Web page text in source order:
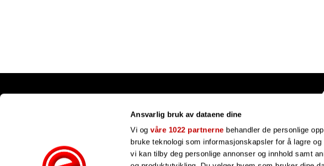
Ansvarlig bruk av dataene dine
Vi ogvåre 1022 partnerne behandler de personlige
bruke teknologi som informasjonskapsler for å lagre
vi kan tilby deg personlige annonser og innhold samt
Bli forhandler
Ofte stilte spørsmål